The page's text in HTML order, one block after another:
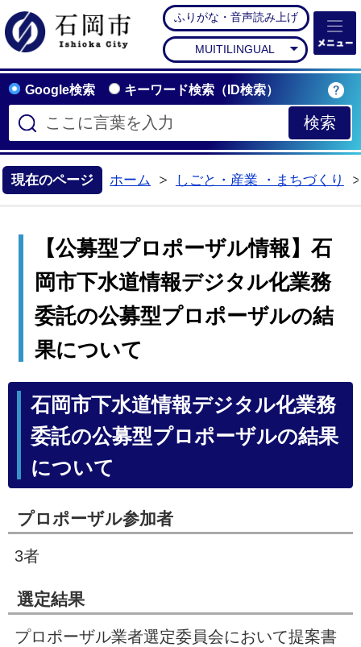
石岡市公式ホームペー
ふりがな・音声読み上げ
MUITILINGUAL
Google検索 キーワード検索（ID検索）
現在のページ ホーム
しごと・産業 ・まちづくり
【公募型プロポーザル情報】石
岡市下水道情報デジタル化業務
委託の公募型プロポーザルの結
果について
石岡市下水道情報デジタル化業務
委託の公募型プロポーザルの結果
について
プロポーザル参加者
3者
選定結果
プロポーザル業者選定委員会において提案書